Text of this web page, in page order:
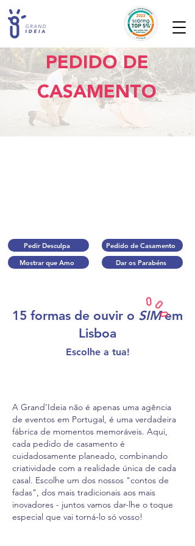
PEDIDO DE
CASAMENTO
Pedir Desculpa
Mostrar que Amo
Pedido de Casamento
Dar os Parabéns
15 formas de ouvir o SIMem
Lisboa
Escolhe a tua!
A Grand’Ideia não é apenas uma agência
de eventos em Portugal, é uma verdadeira
fábrica de momentos memoráveis. Aqui,
cada pedido de casamento é
cuidadosamente planeado, combinando
criatividade com a realidade única de cada
casal. Escolhe um dos nossos "contos de
fadas", dos mais tradicionais aos mais
inovadores - juntos vamos dar-lhe o toque
especial que vai torná-lo só vosso!